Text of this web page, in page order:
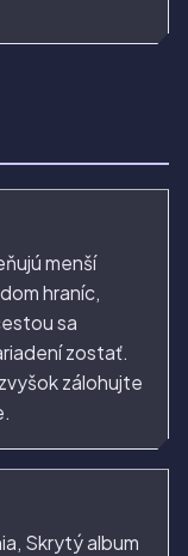
menší
hraníc,
sa
zostať.
zálohujte
Skrytý album